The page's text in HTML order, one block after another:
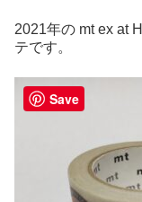
2021年の mt ex at
テです。
Save